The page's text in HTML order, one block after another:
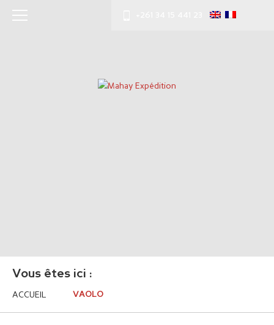
Vous êtes ici :
ACCUEIL VAOLO